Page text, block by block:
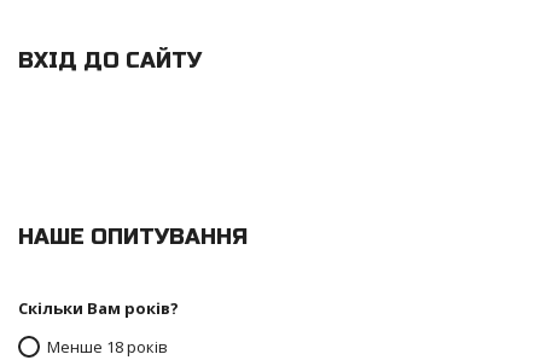
ВХІД ДО САЙТУ
НАШЕ ОПИТУВАННЯ
Скільки Вам років?
Менше 18 років